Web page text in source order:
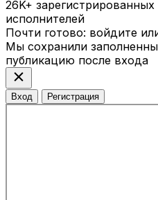
26K+ зарегистрированных
исполнителей
Почти готово: войдите
Мы сохранили
публикацию после входа
close
Вход Регистрация